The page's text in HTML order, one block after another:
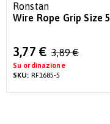
Ronstan
Wire Rope Grip Size 5
Special
Price
3,77 € 3,89 €
Su ordinazione
SKU: RF1685-5